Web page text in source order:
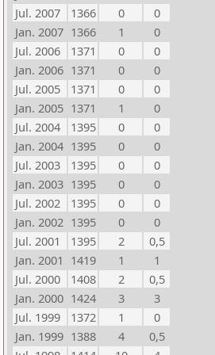
Jul. 2007
1366 0
0
Jan. 2007 1366 1
0
Jul. 2006
1371 0
0
Jan. 2006 1371 0
0
Jul. 2005
1371 0
0
Jan. 2005 1371 1
0
Jul. 2004
1395 0
0
Jan. 2004 1395 0
0
Jul. 2003
1395 0
0
Jan. 2003 1395 0
0
Jul. 2002
1395 0
0
Jan. 2002 1395 0
0
Jul. 2001
1395 2
0,5
Jan. 2001 1419 1
1
Jul. 2000
1408 2
0,5
Jan. 2000 1424 3
3
Jul. 1999
1372 1
0
Jan. 1999 1388 4
0,5